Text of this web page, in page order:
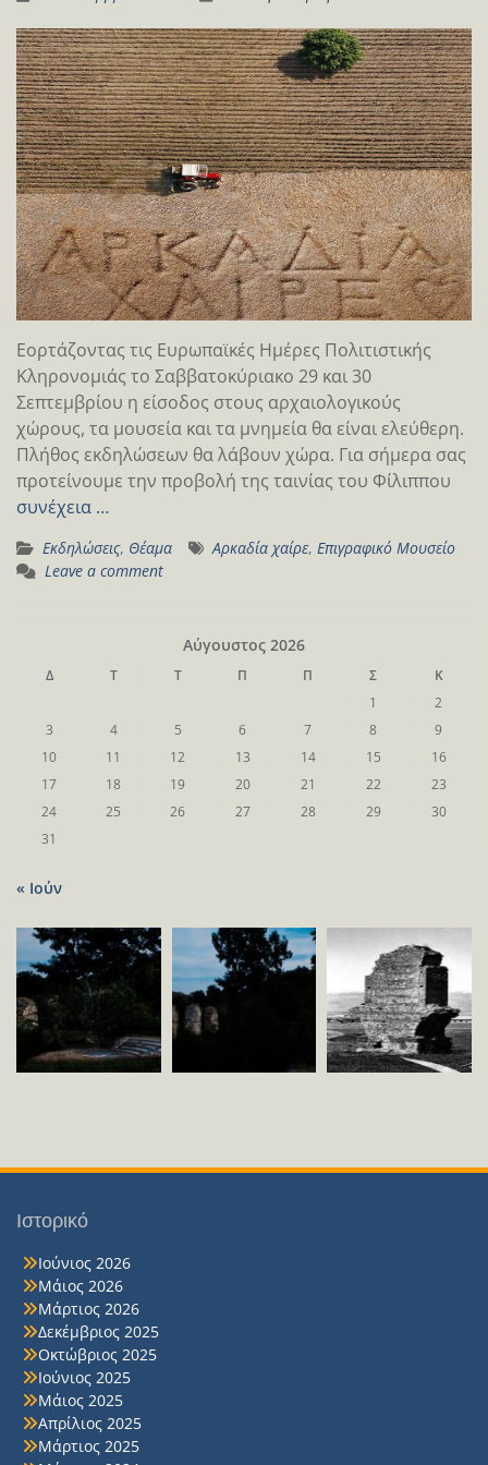
Εορτάζοντας τις Ευρωπαϊκές Ημέρες Πολιτιστικής
Κληρονομιάς το Σαββατοκύριακο 29 και 30
Σεπτεμβρίου η είσοδος στους αρχαιολογικούς
χώρους, τα μουσεία και τα μνημεία θα είναι ελεύθερη.
Πλήθος εκδηλώσεων θα λάβουν χώρα. Για σήμερα σας
προτείνουμε την προβολή της ταινίας του Φίλιππου
συνέχεια …
Εκδηλώσεις, Θέαμα Αρκαδία χαίρε, Επιγραφικό Μουσείο
Leave a comment
Αύγουστος 2026
Δ Τ Τ Π Π Σ
Κ
1
2
3
4 5 6 7 8
9
10
11 12 13 14 15
16
17
18 19 20 21 22
23
24
25 26 27 28 29
30
31
« Ιούν
Ιστορικό
Ιούνιος 2026
Μάιος 2026
Μάρτιος 2026
Δεκέμβριος 2025
Οκτώβριος 2025
Ιούνιος 2025
Μάιος 2025
Απρίλιος 2025
Μάρτιος 2025